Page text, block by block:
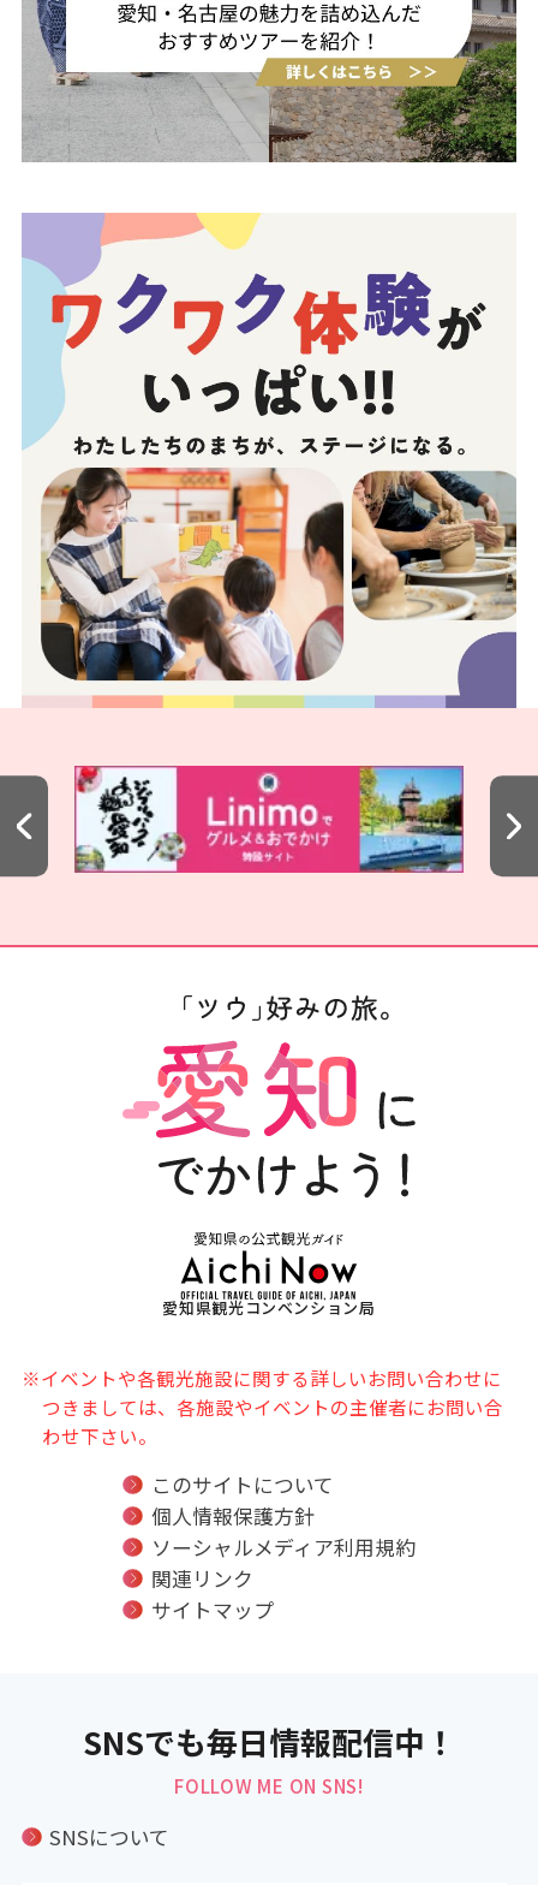
愛知県観光コンベンション局
※イベントや各観光施設に関する詳しいお問い合わせに
つきましては、各施設やイベントの主催者にお問い合
わせ下さい。
このサイトについて
個人情報保護方針
ソーシャルメディア利用規約
関連リンク
サイトマップ
SNSでも毎日情報配信中！
FOLLOW ME ON SNS!
SNSについて